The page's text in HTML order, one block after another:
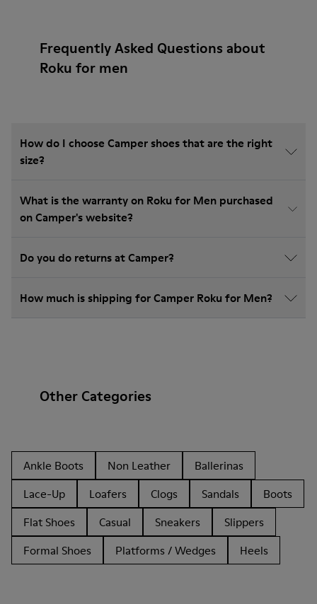
Frequently Asked Questions about
Roku for men
How do I choose Camper shoes that are the right
size?
What is the warranty on Roku for Men purchased
on Camper's website?
Do you do returns at Camper?
How much is shipping for Camper Roku for Men?
Other Categories
Ankle Boots Non Leather
Ballerinas
Lace-Up
Loafers Clogs Sandals
Boots
Flat Shoes
Casual Sneakers
Slippers
Formal Shoes
Platforms / Wedges Heels